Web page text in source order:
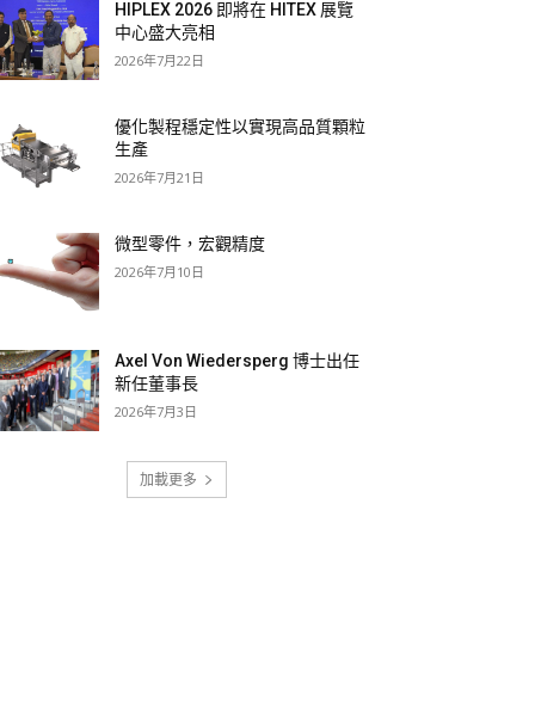
HIPLEX 2026 即將在 HITEX 展覽
中心盛大亮相
2026年7月22日
優化製程穩定性以實現高品質顆粒
生產
2026年7月21日
微型零件，宏觀精度
2026年7月10日
Axel Von Wiedersperg 博士出任
新任董事長
2026年7月3日
加載更多